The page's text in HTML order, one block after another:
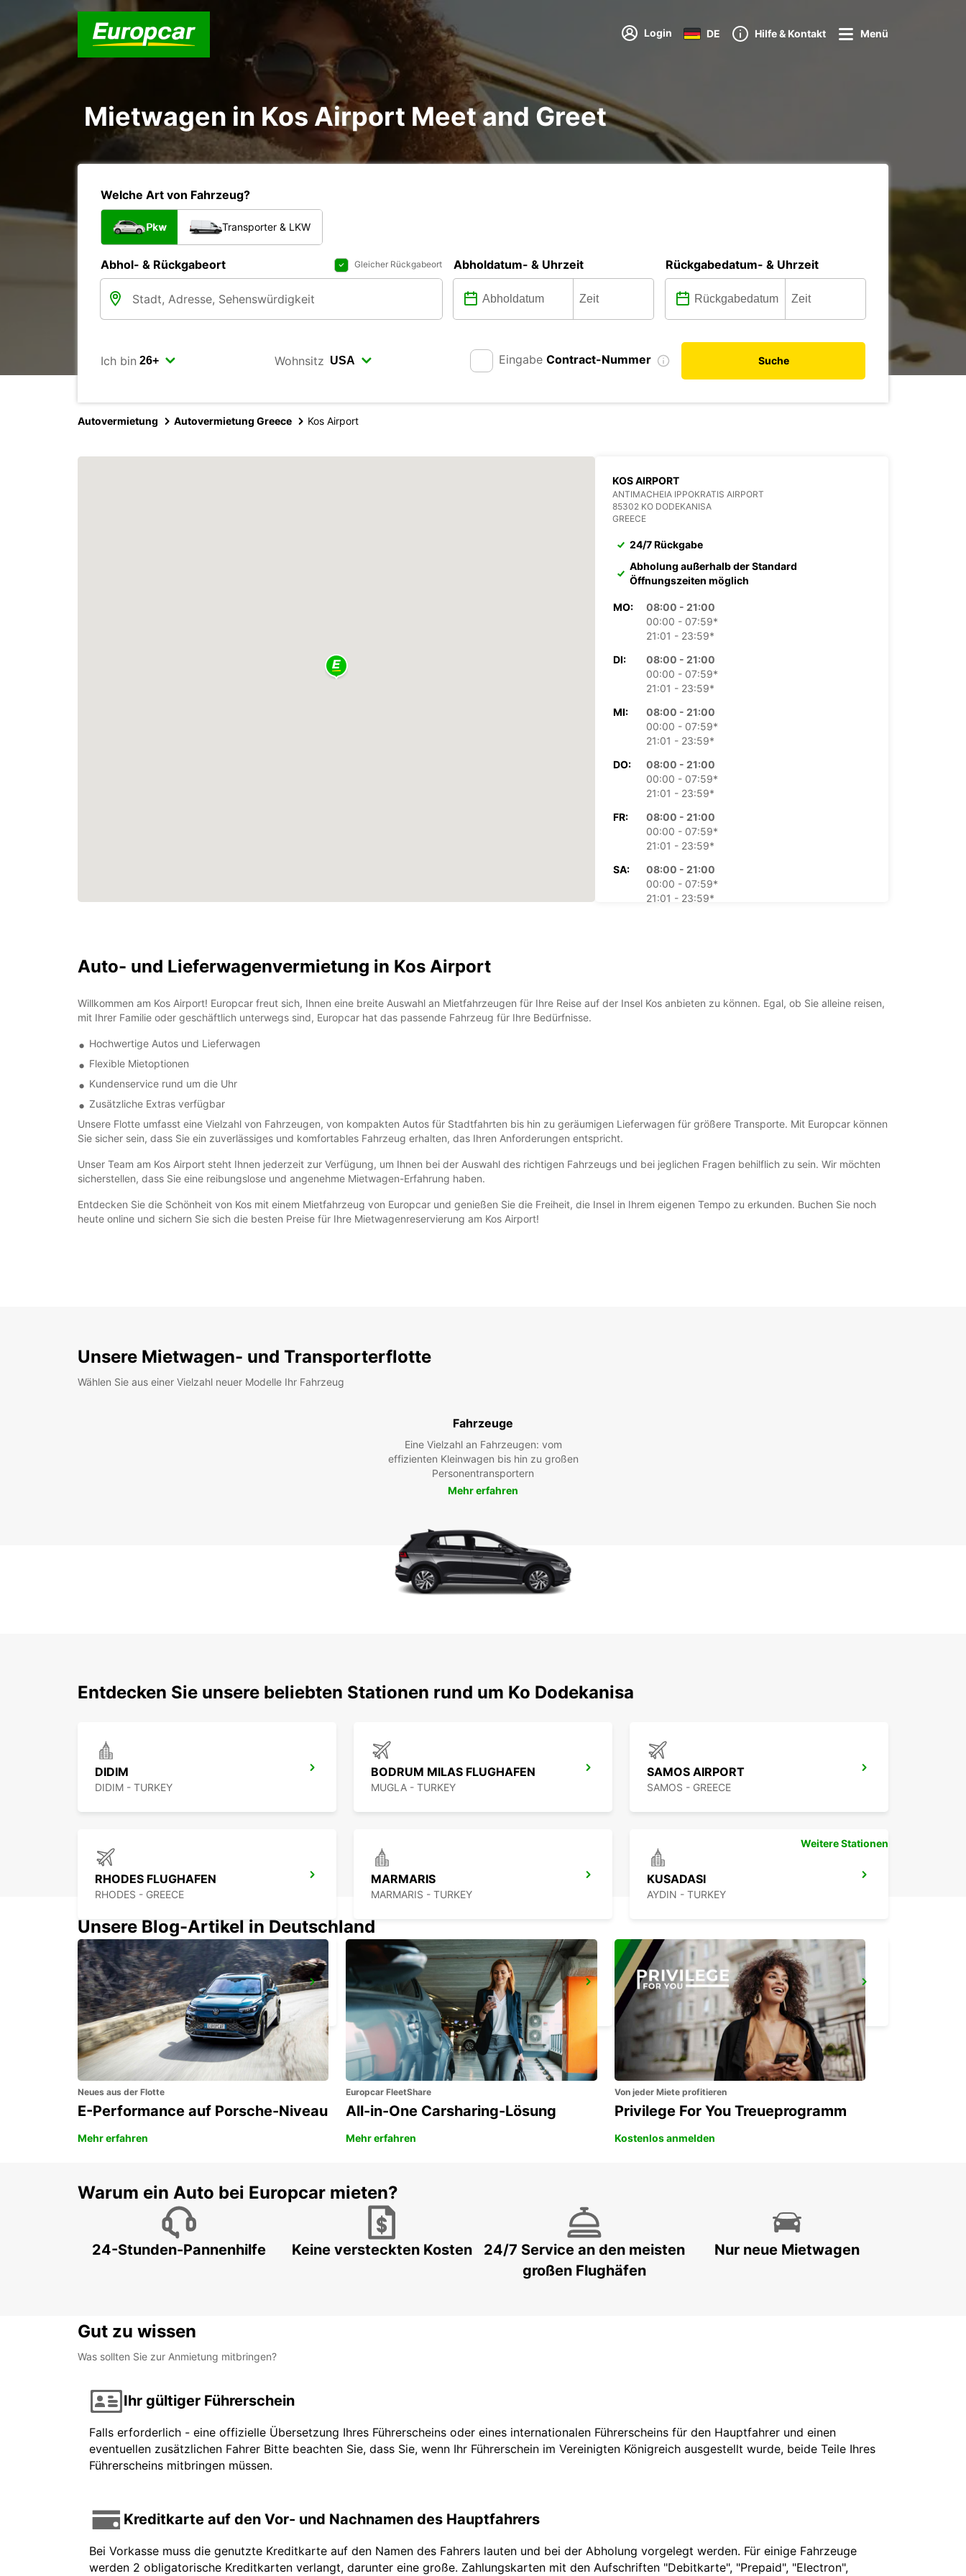
Login DE Hilfe & Kontakt Menü
Mietwagen in Kos Airport Meet and Greet
Welche Art von Fahrzeug?
Pkw Transporter & LKW
Abhol- & Rückgabeort Gleicher Rückgabeort Abholdatum- & Uhrzeit Rückgabedatum- & Uhrzeit
Ich bin Wohnsitz Eingabe Contract-Nummer Suche
Autovermietung Autovermietung Greece Kos Airport
KOS AIRPORT
ANTIMACHEIA IPPOKRATIS AIRPORT
85302 KO DODEKANISA
GREECE
24/7 Rückgabe
Abholung außerhalb der Standard
Öffnungszeiten möglich
MO:
08:00 - 21:00
00:00 - 07:59*
21:01 - 23:59*
DI:
08:00 - 21:00
00:00 - 07:59*
21:01 - 23:59*
MI:
08:00 - 21:00
00:00 - 07:59*
21:01 - 23:59*
DO:
08:00 - 21:00
00:00 - 07:59*
21:01 - 23:59*
FR:
08:00 - 21:00
00:00 - 07:59*
21:01 - 23:59*
SA:
08:00 - 21:00
00:00 - 07:59*
21:01 - 23:59*
Die Öffnungszeiten können aufgrund von gesetzlichen
Auto- und Lieferwagenvermietung in Kos Airport
Willkommen am Kos Airport! Europcar freut sich, Ihnen eine breite Auswahl an Mietfahrzeugen für Ihre Reise auf der Insel Kos anbieten zu können. Egal, ob Sie alleine reisen,
mit Ihrer Familie oder geschäftlich unterwegs sind, Europcar hat das passende Fahrzeug für Ihre Bedürfnisse.
Hochwertige Autos und Lieferwagen
Flexible Mietoptionen
Kundenservice rund um die Uhr
Zusätzliche Extras verfügbar
Unsere Flotte umfasst eine Vielzahl von Fahrzeugen, von kompakten Autos für Stadtfahrten bis hin zu geräumigen Lieferwagen für größere Transporte. Mit Europcar können
Sie sicher sein, dass Sie ein zuverlässiges und komfortables Fahrzeug erhalten, das Ihren Anforderungen entspricht.
Unser Team am Kos Airport steht Ihnen jederzeit zur Verfügung, um Ihnen bei der Auswahl des richtigen Fahrzeugs und bei jeglichen Fragen behilflich zu sein. Wir möchten
sicherstellen, dass Sie eine reibungslose und angenehme Mietwagen-Erfahrung haben.
Entdecken Sie die Schönheit von Kos mit einem Mietfahrzeug von Europcar und genießen Sie die Freiheit, die Insel in Ihrem eigenen Tempo zu erkunden. Buchen Sie noch
heute online und sichern Sie sich die besten Preise für Ihre Mietwagenreservierung am Kos Airport!
Unsere Mietwagen- und Transporterflotte
Wählen Sie aus einer Vielzahl neuer Modelle Ihr Fahrzeug
Fahrzeuge
Eine Vielzahl an Fahrzeugen: vom
effizienten Kleinwagen bis hin zu großen
Personentransportern
Mehr erfahren
Entdecken Sie unsere beliebten Stationen rund um Ko Dodekanisa
DIDIM
DIDIM - TURKEY
BODRUM MILAS FLUGHAFEN
MUGLA - TURKEY
SAMOS AIRPORT
SAMOS - GREECE
RHODES FLUGHAFEN
RHODES - GREECE
MARMARIS
MARMARIS - TURKEY
KUSADASI
AYDIN - TURKEY
DALYAN
DALYAN MUGLA - TURKEY
SANTORINI FLUGHAFEN
SANTORINI - GREECE DALAMAN - TURKEY
Weitere Stationen
Unsere Blog-Artikel in Deutschland
Neues aus der Flotte
E-Performance auf Porsche-Niveau
Mehr erfahren
Europcar FleetShare
All-in-One Carsharing-Lösung
Mehr erfahren
Von jeder Miete profitieren
Privilege For You Treueprogramm
Kostenlos anmelden
Warum ein Auto bei Europcar mieten?
24-Stunden-Pannenhilfe Keine versteckten Kosten
24/7 Service an den meisten
großen Flughäfen
Nur neue Mietwagen
Gut zu wissen
Was sollten Sie zur Anmietung mitbringen?
Ihr gültiger Führerschein
Falls erforderlich - eine offizielle Übersetzung Ihres Führerscheins oder eines internationalen Führerscheins für den Hauptfahrer und einen
eventuellen zusätzlichen Fahrer Bitte beachten Sie, dass Sie, wenn Ihr Führerschein im Vereinigten Königreich ausgestellt wurde, beide Teile Ihres
Führerscheins mitbringen müssen.
Kreditkarte auf den Vor- und Nachnamen des Hauptfahrers
Bei Vorkasse muss die genutzte Kreditkarte auf den Namen des Fahrers lauten und bei der Abholung vorgelegt werden. Für einige Fahrzeuge
werden 2 obligatorische Kreditkarten verlangt, darunter eine große. Zahlungskarten mit den Aufschriften "Debitkarte", "Prepaid", "Electron",